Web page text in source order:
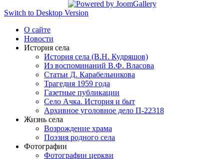
Switch to Desktop Version
О сайте
Новости
История села
История села (В.Н. Кудряшов)
Из воспоминаний В.Ф. Власова
Статьи Д. Карабельникова
Трагедия 1959 года
Газетные публикации
Село Ачка. История и быт
Архивное уголовное дело П-22318
Жизнь села
Возрождение храма
Поэзия родного села
Фотографии
Фотографии церкви